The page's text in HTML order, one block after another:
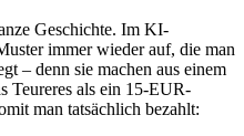
Geschichte. Im KI-
immer wieder auf, die man
– denn sie machen aus einem
Teureres als ein 15-EUR-
man tatsächlich bezahlt: